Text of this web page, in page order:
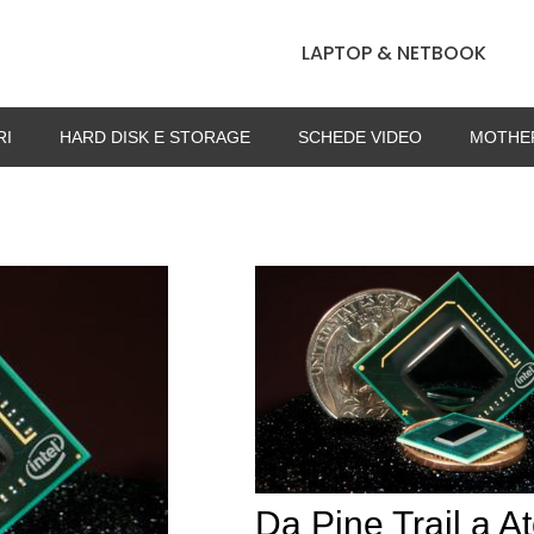
LAPTOP & NETBOOK
HARD DISK E STORAGE SCHEDE VIDEO
Da Pine Trail a